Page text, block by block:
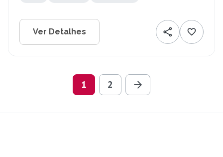
Ver Detalhes
1 2